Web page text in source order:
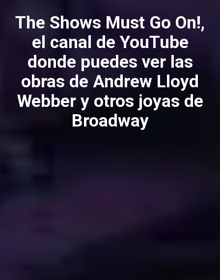
The Shows Must Go On!,
el canal de YouTube
donde puedes ver las
obras de Andrew Lloyd
Webber y otros joyas de
Broadway